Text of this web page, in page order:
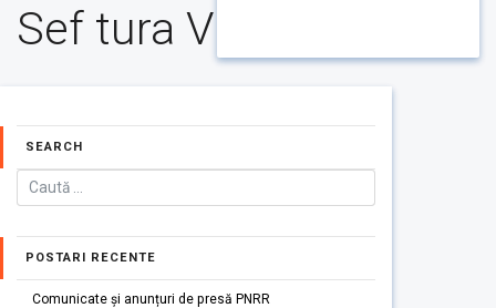
Sef tura V
SEARCH
POSTARI RECENTE
Comunicate și anunțuri de presă PNRR